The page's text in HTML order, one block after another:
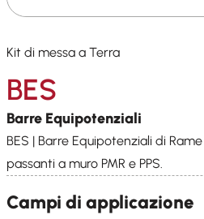
Kit di messa a Terra
BES
Barre Equipotenziali
BES | Barre Equipotenziali di
passanti a muro PMR e PPS.
Campi di applicazione